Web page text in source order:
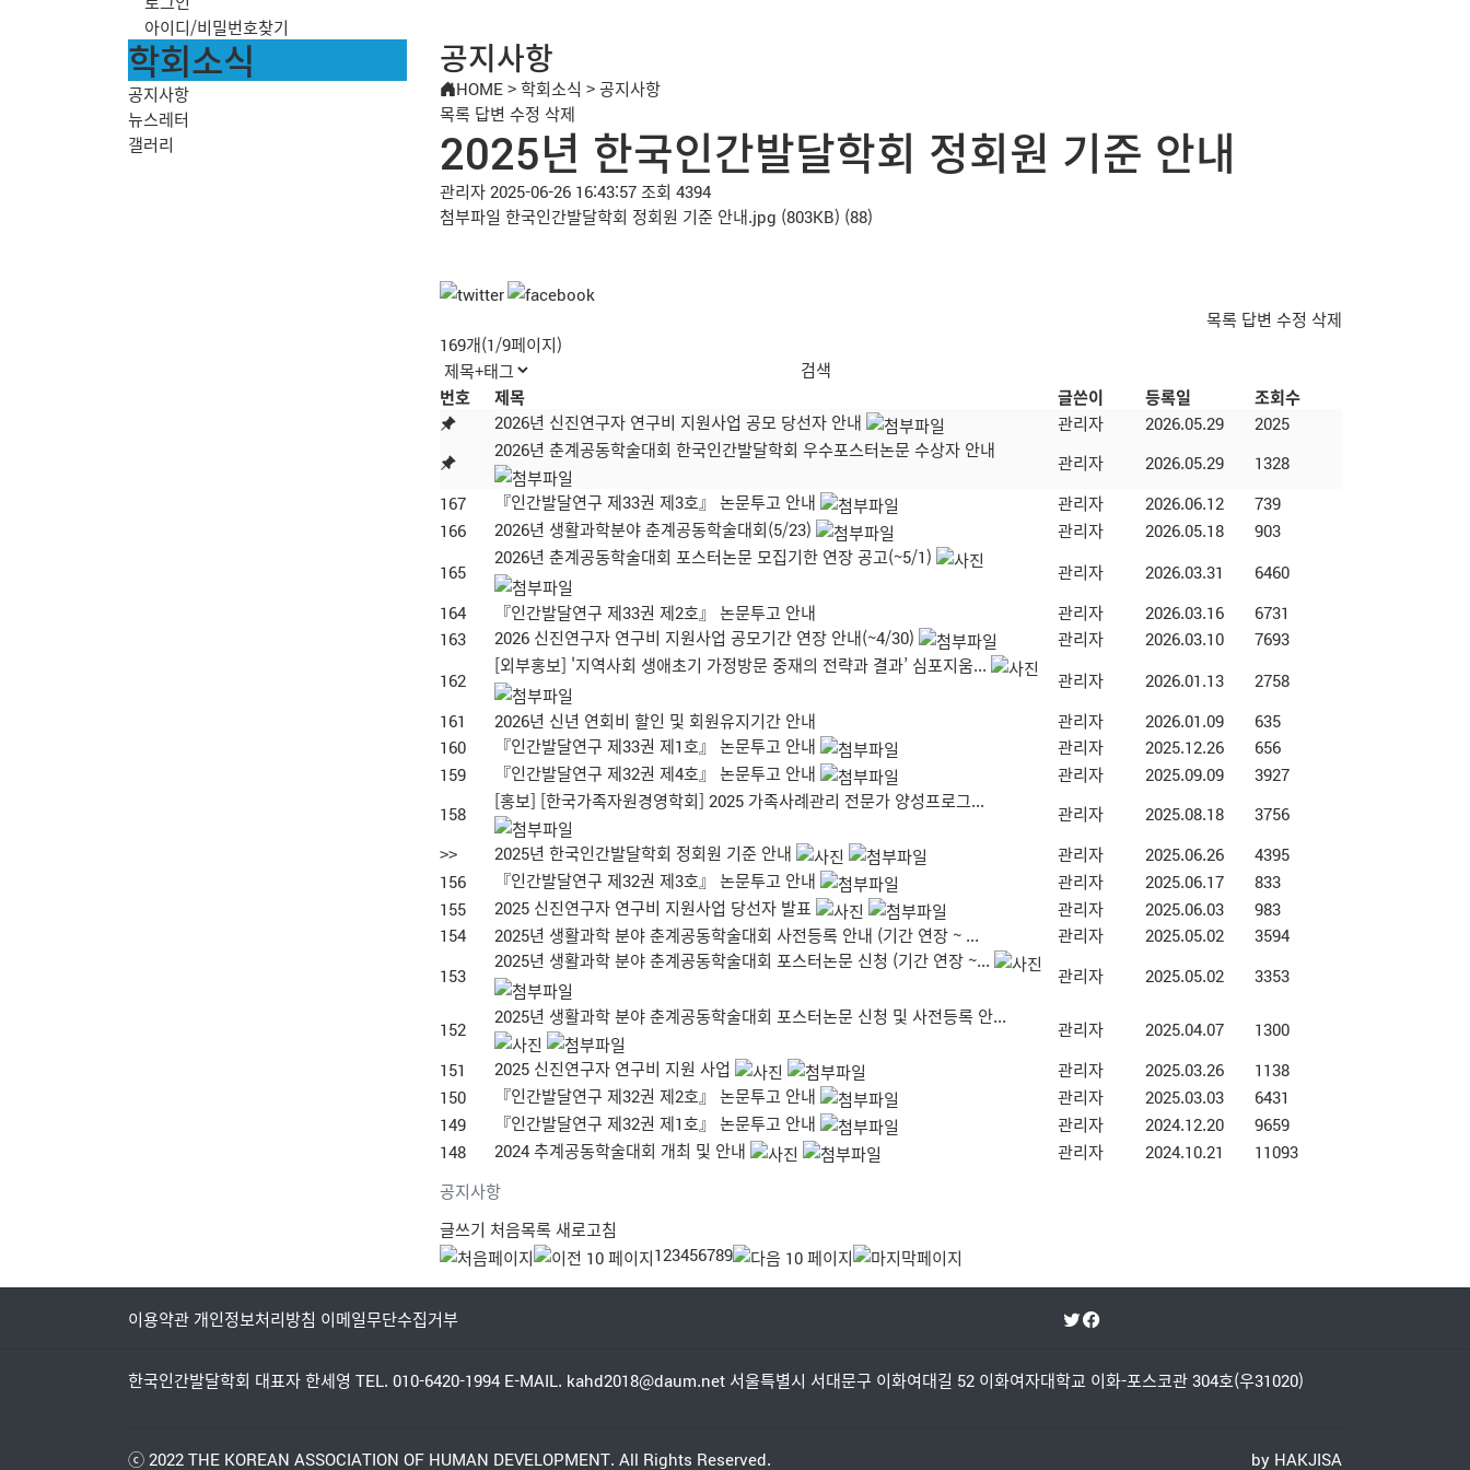
아이디/비밀번호찾기
학회소식
공지사항
뉴스레터
갤러리
공지사항
HOME>학회소식 >공지사항
목록 답변 수정 삭제
2025년 한국인간발달학회 정회원 기준 안내
관리자2025-06-26 16:43:57조회 4394
첨부파일 한국인간발달학회 정회원 기준 안내.jpg (803KB) (88)
목록 답변 수정 삭제
169개(1/9페이지)
공지사항
번호 제목 글쓴이 등록일
조회수
2026년 신진연구자 연구비 지원사업 공모 당선자 안내
관리자 2026.05.29
2025
2026년 춘계공동학술대회 한국인간발달학회 우수포스터논문 수상자 안내
관리자 2026.05.29
1328
167
『인간발달연구 제33권 제3호』 논문투고 안내 관리자 2026.06.12
739
166
2026년 생활과학분야 춘계공동학술대회(5/23) 관리자 2026.05.18
903
165
2026년 춘계공동학술대회 포스터논문 모집기한 연장 공고(~5/1)
관리자 2026.03.31
6460
164
『인간발달연구 제33권 제2호』 논문투고 안내 관리자 2026.03.16
6731
163
2026 신진연구자 연구비 지원사업 공모기간 연장 안내(~4/30) 관리자 2026.03.10
7693
162
[외부홍보] '지역사회 생애초기 가정방문 중재의 전략과 결과’ 심포지움...
관리자 2026.01.13
2758
161
2026년 신년 연회비 할인 및 회원유지기간 안내 관리자 2026.01.09
635
160
『인간발달연구 제33권 제1호』 논문투고 안내 관리자 2025.12.26
656
159
『인간발달연구 제32권 제4호』 논문투고 안내 관리자 2025.09.09
3927
158
[홍보] [한국가족자원경영학회] 2025 가족사례관리 전문가 양성프로그...
관리자 2025.08.18
3756
>>
2025년 한국인간발달학회 정회원 기준 안내 관리자 2025.06.26
4395
156
『인간발달연구 제32권 제3호』 논문투고 안내 관리자 2025.06.17
833
155
2025 신진연구자 연구비 지원사업 당선자 발표 관리자 2025.06.03
983
154
2025년 생활과학 분야 춘계공동학술대회 사전등록 안내 (기간 연장 ~ ... 관리자 2025.05.02
3594
153
2025년 생활과학 분야 춘계공동학술대회 포스터논문 신청 (기간 연장 ~...
관리자 2025.05.02 3353
152
2025년 생활과학 분야 춘계공동학술대회 포스터논문 신청 및 사전등록 안...
관리자 2025.04.07
1300
151
2025 신진연구자 연구비 지원 사업 관리자 2025.03.26
1138
150
『인간발달연구 제32권 제2호』 논문투고 안내 관리자 2025.03.03
6431
149
『인간발달연구 제32권 제1호』 논문투고 안내 관리자 2024.12.20
9659
148
2024 추계공동학술대회 개최 및 안내 관리자 2024.10.21 11093
글쓰기 처음목록새로고침
123456789
이용약관 개인정보처리방침 이메일무단수집거부
한국인간발달학회 대표자 한세영 TEL. 010-6420-1994 E-MAIL. kahd2018@daum.net 서울특별시 서대문구 이화여대길 52 이화여자대학교 이화-포스코관 304호(우31020)
ⓒ 2022THE KOREAN ASSOCIATION OF HUMAN DEVELOPMENT. All Rights Reserved. by HAKJISA